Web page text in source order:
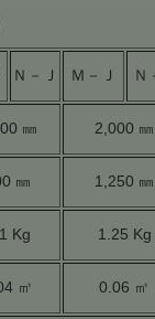
Ｎ－Ｊ Ｍ－Ｊ Ｎ
㎜ 2,000 ㎜
㎜ 1,250 ㎜
Kg 1.25 Kg
㎡ 0.06 ㎡